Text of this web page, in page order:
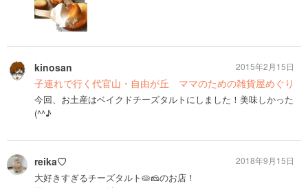
kinosan
子連れで行く代官山・自由が丘 ママのための雑貨屋めぐり
今回、お土産はベイクドチーズタルトにしました！美味しかった
(^^♪
2015年2月15日
reika♡
大好きすぎるチーズタルト🥧🧀のお店！
2018年9月15日